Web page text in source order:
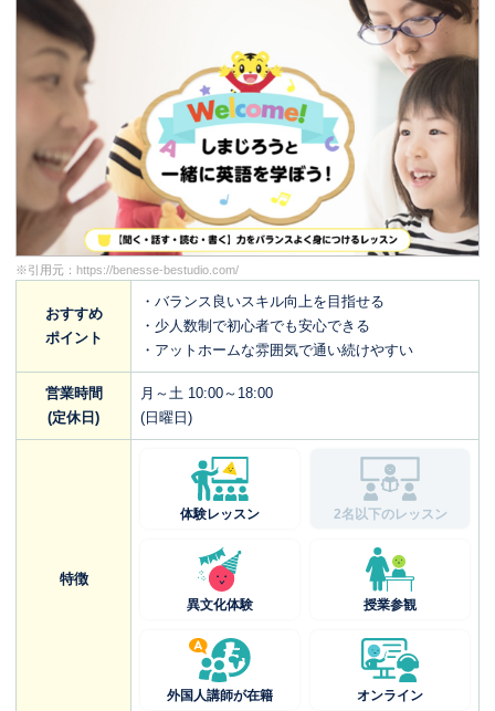
※引用元： https://benesse-bestudio.com/
おすすめ
ポイント
・バランス良いスキル向上を目指せる
・少人数制で初心者でも安心できる
・アットホームな雰囲気で通い続けやすい
営業時間
(定休日)
月～土 10:00～18:00
(日曜日)
特徴
体験レッスン 2名以下のレッスン
異文化体験 授業参観
外国人講師が在籍 オンライン